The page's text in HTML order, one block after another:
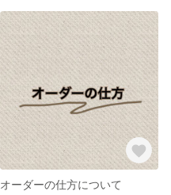
オーダーの仕方について